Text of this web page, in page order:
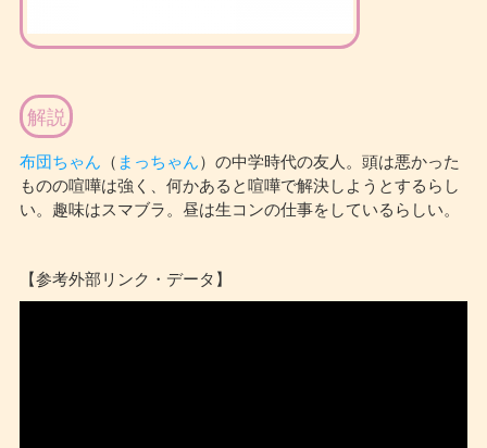
解説
布団ちゃん （ まっちゃん）の中学時代の友人。頭は悪かった
ものの喧嘩は強く、何かあると喧嘩で解決しようとするらし
い。趣味はスマブラ。昼は生コンの仕事をしているらしい。
【参考外部リンク・データ】